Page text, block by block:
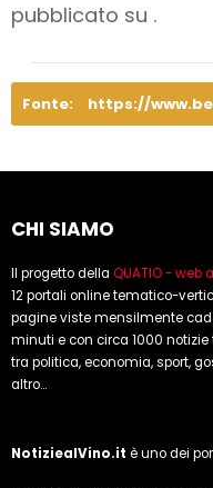
pubblicato su .
Fonte: https://
CHI SIAMO
Il progetto della QUATIO - web
12 portali online tematico-
pagine viste mensilmente
minuti e con circa 1000
tra politica, economia, sport,
altro...
NotiziealVino.it è uno dei